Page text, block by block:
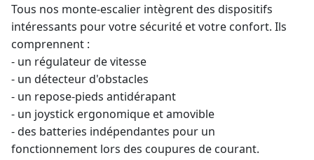
Tous nos monte-escalier intègrent des dispositifs
intéressants pour votre sécurité et votre confort. Ils
comprennent :
- un régulateur de vitesse
- un détecteur d'obstacles
- un repose-pieds antidérapant
- un joystick ergonomique et amovible
- des batteries indépendantes pour un
fonctionnement lors des coupures de courant.